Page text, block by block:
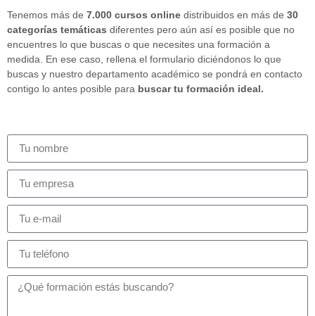
Tenemos más de 7.000 cursos online distribuidos en más de 30
categorías temáticas diferentes pero aún así es posible que no
encuentres lo que buscas o que necesites una formación a
medida. En ese caso, rellena el formulario diciéndonos lo que
buscas y nuestro departamento académico se pondrá en contacto
contigo lo antes posible para buscar tu formación ideal.